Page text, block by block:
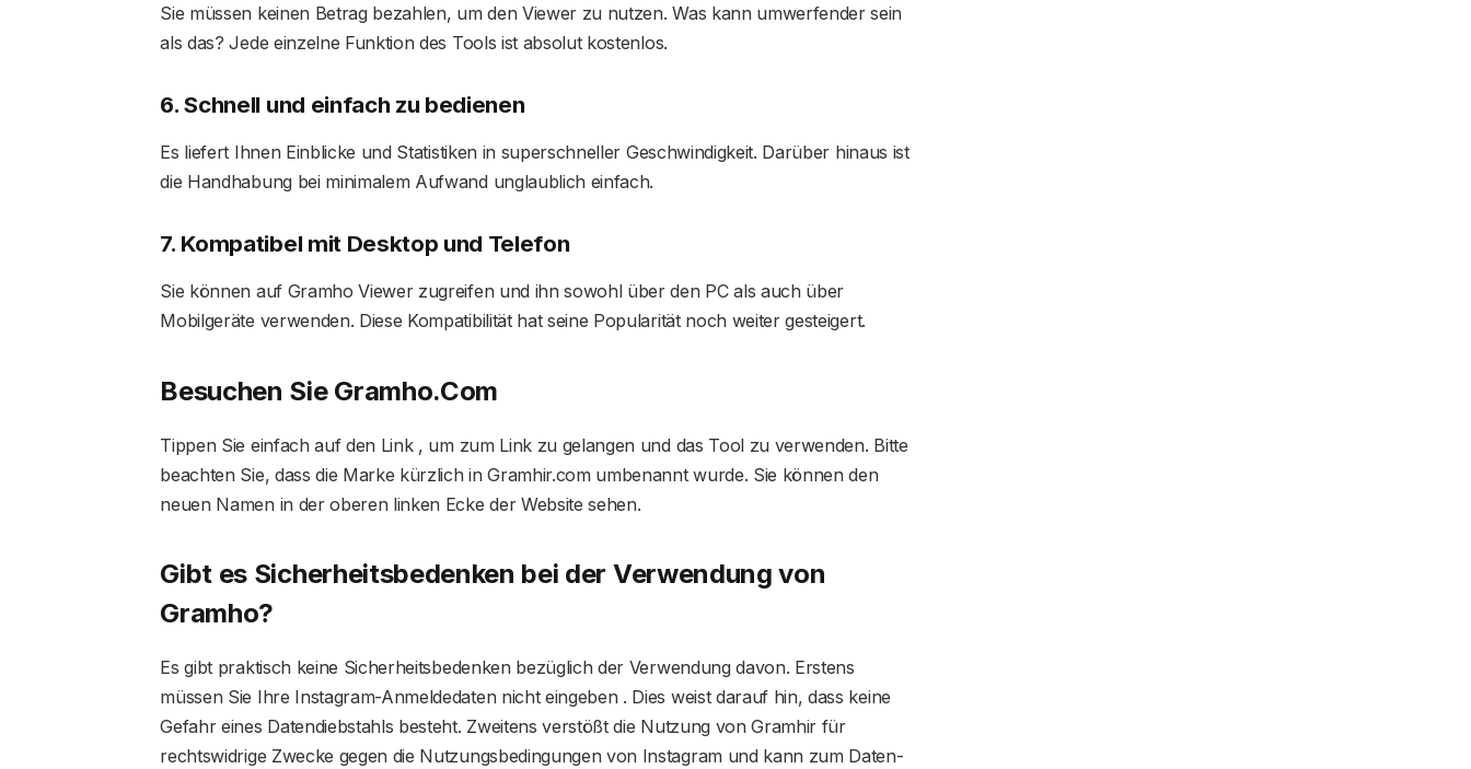
Sie müssen keinen Betrag bezahlen, um den Viewer zu nutzen. Was kann umwerfender sein
als das? Jede einzelne Funktion des Tools ist absolut kostenlos.
6. Schnell und einfach zu bedienen
Es liefert Ihnen Einblicke und Statistiken in superschneller Geschwindigkeit. Darüber hinaus ist
die Handhabung bei minimalem Aufwand unglaublich einfach.
7. Kompatibel mit Desktop und Telefon
Sie können auf Gramho Viewer zugreifen und ihn sowohl über den PC als auch über
Mobilgeräte verwenden. Diese Kompatibilität hat seine Popularität noch weiter gesteigert.
Besuchen Sie Gramho.Com
Tippen Sie einfach auf den Link , um zum Link zu gelangen und das Tool zu verwenden. Bitte
beachten Sie, dass die Marke kürzlich in Gramhir.com umbenannt wurde. Sie können den
neuen Namen in der oberen linken Ecke der Website sehen.
Gibt es Sicherheitsbedenken bei der Verwendung von
Gramho?
Es gibt praktisch keine Sicherheitsbedenken bezüglich der Verwendung davon. Erstens
müssen Sie Ihre Instagram-Anmeldedaten nicht eingeben . Dies weist darauf hin, dass keine
Gefahr eines Datendiebstahls besteht. Zweitens verstößt die Nutzung von Gramhir für
rechtswidrige Zwecke gegen die Nutzungsbedingungen von Instagram und kann zum Daten-